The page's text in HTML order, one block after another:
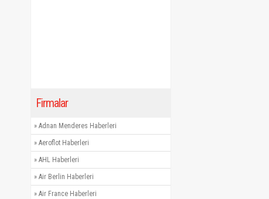
Firmalar
» Adnan Menderes Haberleri
» Aeroflot Haberleri
» AHL Haberleri
» Air Berlin Haberleri
» Air France Haberleri